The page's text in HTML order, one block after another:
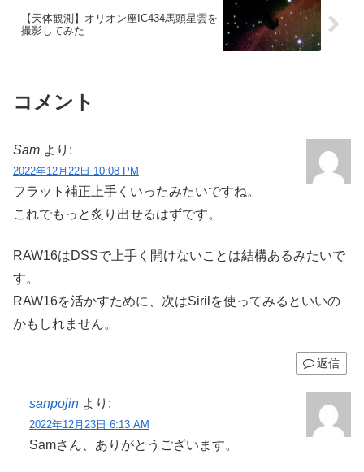
【天体観測】オリオン座IC434馬頭星雲を
撮影してみた
コメント
Sam より:
2022年12月22日 10:08 PM
フラット補正上手くいったみたいですね。
これでもっと炙り出せるはずです。
RAW16はDSSで上手く開けないことは結構あるみたいで
す。
RAW16を活かすために、次はSirilを使ってみるといいの
かもしれません。
返信
sanpojin より:
2022年12月23日 6:13 AM
Samさん、ありがとうございます。